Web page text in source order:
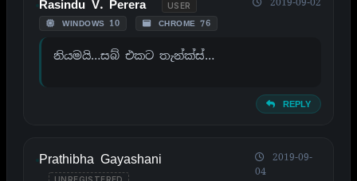
Rasindu V. Perera USER
WINDOWS 10 CHROME 76
නියමයි…සබ් එකට තැන්ක්ස්…
REPLY
Prathibha Gayashani
2019-09-
04